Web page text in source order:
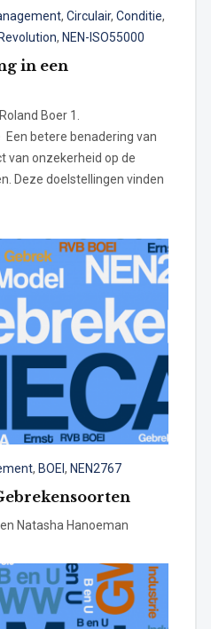
, Circulair, Conditie,
, NEN-ISO55000
in een
Boer 1.
betere benadering van
van onzekerheid op de
Deze doelstellingen vinden
, BOEI, NEN2767
Natasha Hanoeman